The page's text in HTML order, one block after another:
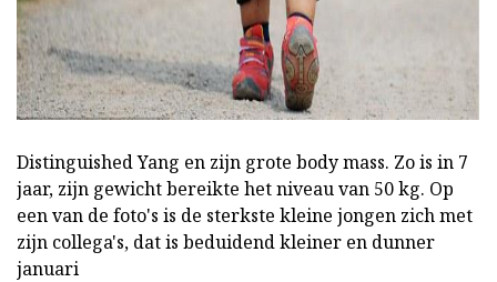
Distinguished Yang en zijn grote body mass. Zo is in 7
jaar, zijn gewicht bereikte het niveau van 50 kg. Op
een van de foto's is de sterkste kleine jongen zich met
zijn collega's, dat is beduidend kleiner en dunner
januari